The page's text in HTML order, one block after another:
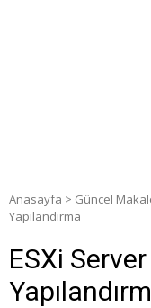
Anasayfa > Güncel
Yapılandırma
ESXi